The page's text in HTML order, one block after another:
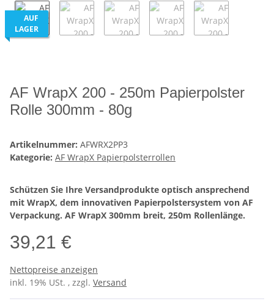
AUF
LAGER
AF WrapX 200 - 250m Papierpolster
Rolle 300mm - 80g
Artikelnummer: AFWRX2PP3
Kategorie: AF WrapX Papierpolsterrollen
Schützen Sie Ihre Versandprodukte optisch ansprechend
mit WrapX, dem innovativen Papierpolstersystem von AF
Verpackung. AF WrapX 300mm breit, 250m Rollenlänge.
39,21 €
Nettopreise anzeigen
inkl. 19% USt. , zzgl. Versand